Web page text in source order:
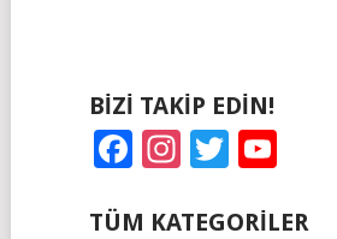
BIZI TAKIP EDIN!
Facebook
Instagram
Twitter
TÜM KATEGORILER